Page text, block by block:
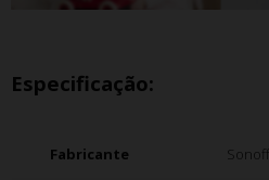
Especificação:
Fabricante Sonoff